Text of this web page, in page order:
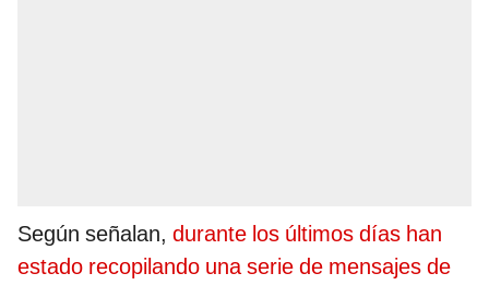
Según señalan, durante los últimos días han
estado recopilando una serie de mensajes de